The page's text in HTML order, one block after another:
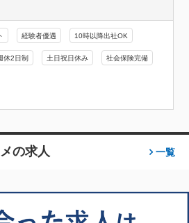
経験者優遇 10時以降出社OK
休2日制 土日祝日休み 社会保険完備
の求人 一覧